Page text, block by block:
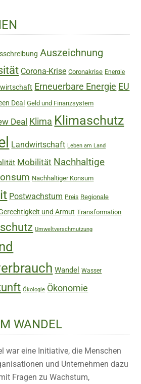
Auszeichnung
Corona-Krise Coronakrise Energie
Erneuerbare Energie EU
Deal Geld und Finanzsystem
Deal Klima Klimaschutz
Landwirtschaft Leben am Land
Mobilität Nachhaltige
Nachhaltiger Konsum
Postwachstum Preis Regionale
und Armut Transformation
Umweltverschmutzung
Wandel Wasser
Ökologie Ökonomie
WANDEL
war eine Initiative, die Menschen
und Unternehmen dazu
Fragen zu Wachstum,